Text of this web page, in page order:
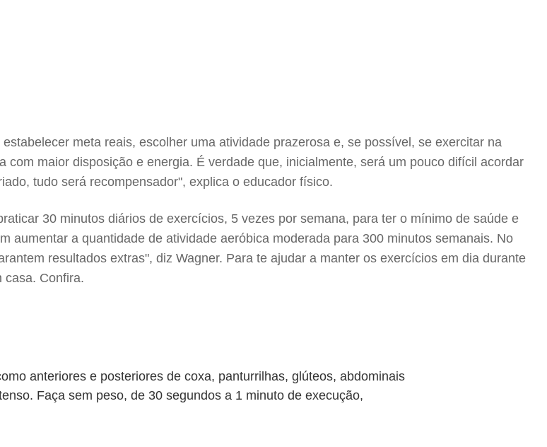
meta reais, escolher uma atividade prazerosa e, se possível, se exercitar na
maior disposição e energia. É verdade que, inicialmente, será um pouco difícil acordar
tudo será recompensador", explica o educador físico.
30 minutos diários de exercícios, 5 vezes por semana, para ter o mínimo de saúde e
aumentar a quantidade de atividade aeróbica moderada para 300 minutos semanais. No
resultados extras", diz Wagner. Para te ajudar a manter os exercícios em dia durante
casa. Confira.
anteriores e posteriores de coxa, panturrilhas, glúteos, abdominais
Faça sem peso, de 30 segundos a 1 minuto de execução,